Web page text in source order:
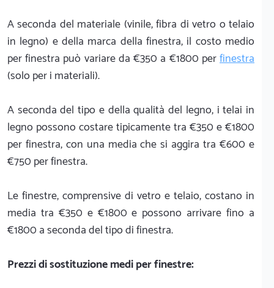
A seconda del materiale (vinile, fibra di vetro o telaio
in legno) e della marca della finestra, il costo medio
per finestra può variare da €350 a €1800 perfinestra
(solo per i materiali).
A seconda del tipo e della qualità del legno, i telai in
legno possono costare tipicamente tra €350 e €1800
per finestra, con una media che si aggira tra €600 e
€750 per finestra.
Le finestre, comprensive di vetro e telaio, costano in
media tra €350 e €1800 e possono arrivare fino a
€1800 a seconda del tipo di finestra.
Prezzi di sostituzione medi per finestre: